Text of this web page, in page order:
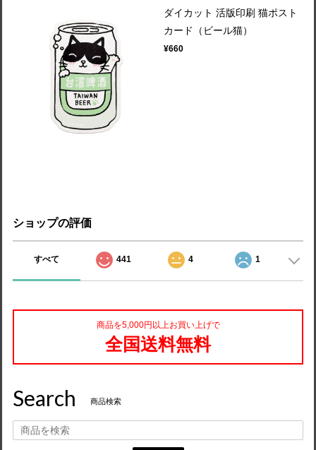
ダイカット 活版印刷 猫ポスト
カード（ビール猫）
¥660
ショップの評価
すべて 441 4 1
商品を5,000円以上お買い上げで
全国送料無料
Search 商品検索